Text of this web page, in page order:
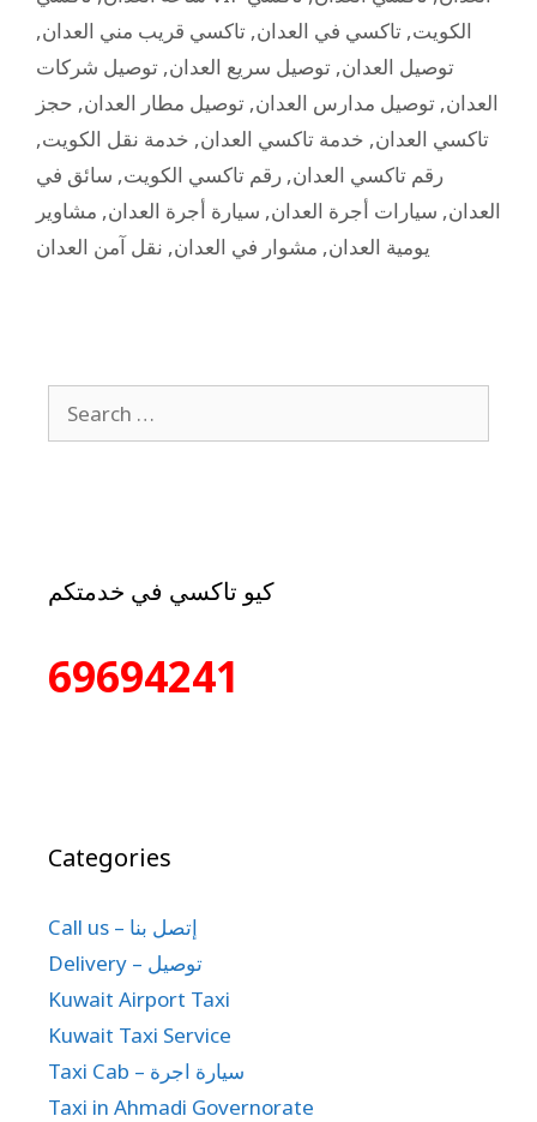
الكويت, تاكسي في العدان, تاكسي قريب مني العدان,
توصيل العدان, توصيل سريع العدان, توصيل شركات
العدان, توصيل مدارس العدان, توصيل مطار العدان, حجز
تاكسي العدان, خدمة تاكسي العدان, خدمة نقل الكويت,
رقم تاكسي العدان, رقم تاكسي الكويت, سائق في
العدان, سيارات أجرة العدان, سيارة أجرة العدان, مشاوير
يومية العدان, مشوار في العدان, نقل آمن العدان
كيو تاكسي في خدمتكم
69694241
Categories
Call us – إتصل بنا
Delivery – توصيل
Kuwait Airport Taxi
Kuwait Taxi Service
Taxi Cab – سيارة اجرة
Taxi in Ahmadi Governorate